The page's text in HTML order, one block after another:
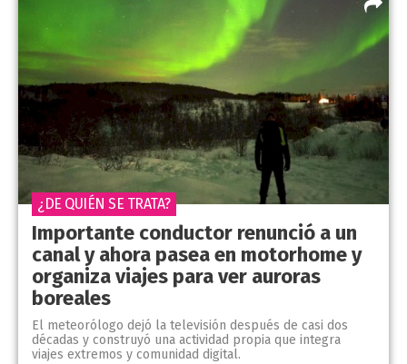
Importante conductor renunció a un
canal y ahora pasea en motorhome y
organiza viajes para ver auroras
boreales
El meteorólogo dejó la televisión después de casi dos
décadas y construyó una actividad propia que integra
viajes extremos y comunidad digital.
¿DE QUIÉN SE TRATA?